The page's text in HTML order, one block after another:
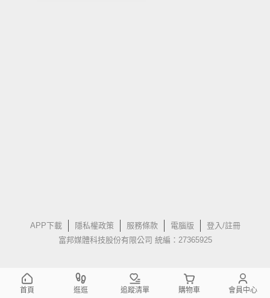
APP下載 隱私權政策 服務條款 電腦版
登入/註冊
富邦媒體科技股份有限公司 統編：27365925
首頁 逛逛 追蹤清單 購物車 會員中心